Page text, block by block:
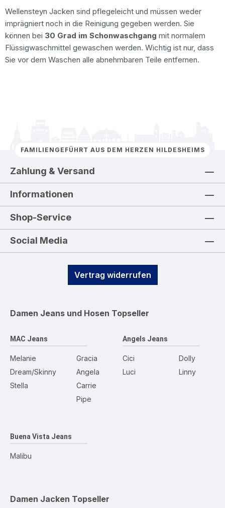
Wellensteyn Jacken sind pflegeleicht und müssen weder
imprägniert noch in die Reinigung gegeben werden. Sie
können bei 30 Grad im Schonwaschgang mit normalem
Flüssigwaschmittel gewaschen werden. Wichtig ist nur, dass
Sie vor dem Waschen alle abnehmbaren Teile entfernen.
FAMILIENGEFÜHRT AUS DEM HERZEN HILDESHEIMS
Zahlung & Versand
Informationen
Shop-Service
Social Media
Vertrag widerrufen
Damen Jeans und Hosen Topseller
MAC Jeans
Melanie
Dream/Skinny
Stella
Gracia
Angela
Carrie
Pipe
Angels Jeans
Cici
Luci
Dolly
Linny
Buena Vista Jeans
Malibu
Damen Jacken Topseller